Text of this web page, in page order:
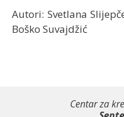
logos
Autori: Svetlana
Boško Suvajdžić
Centar za